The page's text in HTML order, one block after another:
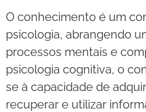
O conhecimento é um
psicologia, abrangendo
processos mentais e
psicologia cognitiva, o
se à capacidade de
recuperar e utilizar